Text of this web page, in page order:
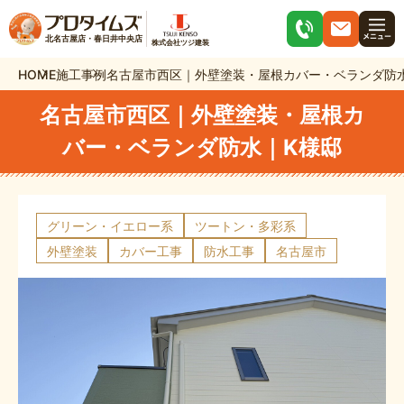
北名古屋店・春日井中央店 株式会社ツジ建装
HOME施工事例名古屋市西区｜外壁塗装・屋根カバー・ベランダ防
名古屋市西区｜外壁塗装・屋根カ
バー・ベランダ防水｜K様邸
グリーン・イエロー系
ツートン・多彩系
外壁塗装
カバー工事 防水工事 名古屋市